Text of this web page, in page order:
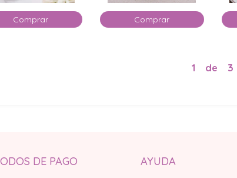
Comprar Comprar
1 de 3
DE PAGO AYUDA